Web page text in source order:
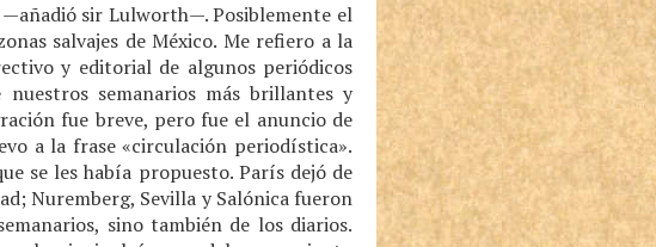
—añadió sir Lulworth—. Posiblemente el
salvajes de México. Me refiero a la
y editorial de algunos periódicos
semanarios más brillantes y
fue breve, pero fue el anuncio de
a la frase «circulación periodística».
se les había propuesto. París dejó de
Nuremberg, Sevilla y Salónica fueron
sino también de los diarios.